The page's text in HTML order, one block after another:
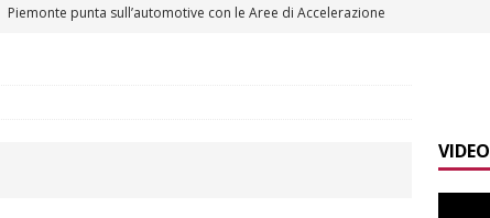
Piemonte punta sull’automotive con le Aree di Accelerazione
VIDEO